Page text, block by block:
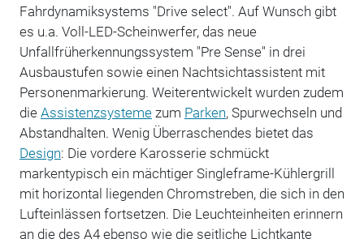
Fahrdynamiksystems "Drive select". Auf Wunsch gibt
es u.a. Voll-LED-Scheinwerfer, das neue
Unfallfrüherkennungssystem "Pre Sense" in drei
Ausbaustufen sowie einen Nachtsichtassistent mit
Personenmarkierung. Weiterentwickelt wurden zudem
die Assistenzsystemezum Parken, Spurwechseln und
Abstandhalten. Wenig Überraschendes bietet das
Design: Die vordere Karosserie schmückt
markentypisch ein mächtiger Singleframe-Kühlergrill
mit horizontal liegenden Chromstreben, die sich in den
Lufteinlässen fortsetzen. Die Leuchteinheiten erinnern
an die des A4 ebenso wie die seitliche Lichtkante